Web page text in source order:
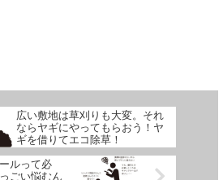
広い敷地は草刈りも大変。それ
ならヤギにやってもらおう！ヤ
ギを借りてエコ除草！
ルって必
ごい悩むん